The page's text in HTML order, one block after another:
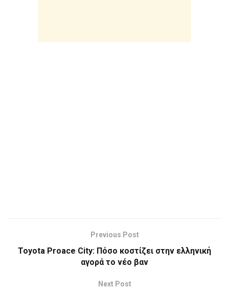
Previous Post
Toyota Proace City: Πόσο κοστίζει στην ελληνική
αγορά το νέο βαν
Next Post